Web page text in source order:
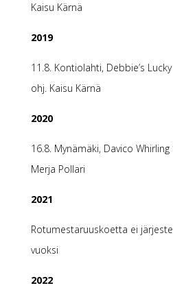
Kaisu Kärnä
2019
11.8. Kontiolahti, Debbie’s
ohj. Kaisu Kärnä
2020
16.8. Mynämäki, Davico Whirling
Merja Pollari
2021
Rotumestaruuskoetta ei
vuoksi
2022